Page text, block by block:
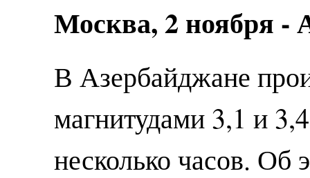
Москва, 2 ноября
В Азербайджане
магнитудами 3,1 и
несколько часов. Об